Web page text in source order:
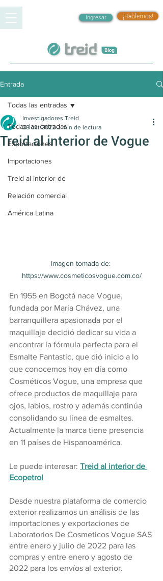
¡Hablemos!
Ingresar
Entrada
Todas las entradas
Exportaciones
Importaciones
Treid al interior de
Relación comercial
América Latina
Todas las entradas
Treid al interior de Vogue
Investigadores Treid
28 oct 2022 2 min de lectura
Imagen tomada de:
https://www.cosmeticosvogue.com.co/
En 1955 en Bogotá nace Vogue,
fundada por María Chávez, una
barranquillera apasionada por el
maquillaje decidió dedicar su vida a
encontrar la fórmula perfecta para el
Esmalte Fantastic, que dió inicio a lo
que conocemos hoy en día como
Cosméticos Vogue, una empresa que
ofrece productos de maquillaje para
ojos, labios, rostro y además continúa
consolidando su línea de esmaltes.
Actualmente la marca tiene presencia
en 11 países de Hispanoamérica.
Le puede interesar: Treid al interior de
Ecopetrol
Desde nuestra plataforma de comercio
exterior realizamos un análisis de las
importaciones y exportaciones de
Laboratorios De Cosmeticos Vogue SAS
entre enero y julio de 2022 para las
compras y entre enero y agosto de
2022 para los envíos al exterior.